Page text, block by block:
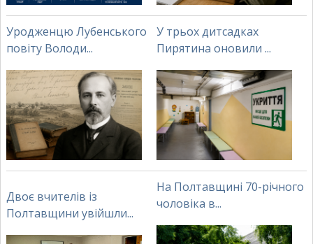
Уродженцю Лубенського
повіту Володи...
У трьох дитсадках
Пирятина оновили ...
Двоє вчителів із
Полтавщини увійшли...
На Полтавщині 70-річного
чоловіка в...